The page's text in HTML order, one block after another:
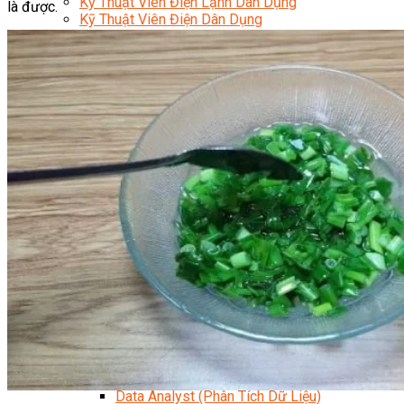
Kỹ Thuật Viên Điện Dân Dụng
Kỹ Thuật Viên Điện Công Nghiệp
Nghiệp Vụ Tư Vấn & Giám Sát MEP
Sửa Chữa Điện Lạnh Dân Dụng
Chuyên Viên Chẩn Đoán ECU
Kỹ Thuật Viên Đại Tu Hộp Số Tự Động Chuyên Sâu
Kỹ Thuật Quấn Dây Và Sửa Chữa Máy Điện
Thiết Kế Lắp Đặt Hệ Thống Điện Năng Lượng Mặt
Trời
Kỹ Thuật Viên Điện Tử Chuyên Ngành Điện – Điện
Lạnh Dân Dụng
Ngành Khác
Quản Trị & Phát Triển Doanh Nghiệp
Giám Đốc Nhân Sự Chuyên Nghiệp
Quản Lý Cấp Trung Chuyên Nghiệp
Công Nghệ Thông Tin
Chuyên Viên Quản Trị Vận Hành Hệ Thống
An Ninh Mạng (Network Security)
Chuyên Viên Quản Trị Hệ Thống Và An Ninh
Mạng
Quản Trị Hệ Thống Linux
Quản Trị Vận Hành Microsoft Azure
Data Analyst (Phân Tích Dữ Liệu)
là được.